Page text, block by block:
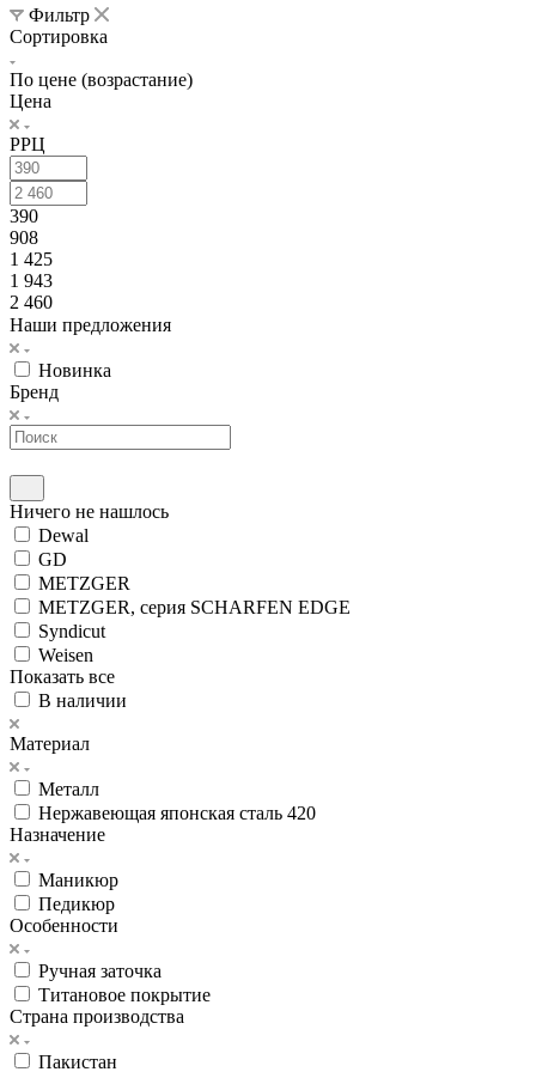
Фильтр
Сортировка
По цене (возрастание)
Цена
РРЦ
390
908
1 425
1 943
2 460
Наши предложения
Новинка
Бренд
Ничего не нашлось
Dewal
GD
METZGER
METZGER, серия SCHARFEN EDGE
Syndicut
Weisen
Показать все
В наличии
Материал
Металл
Нержавеющая японская сталь 420
Назначение
Маникюр
Педикюр
Особенности
Ручная заточка
Титановое покрытие
Страна производства
Пакистан